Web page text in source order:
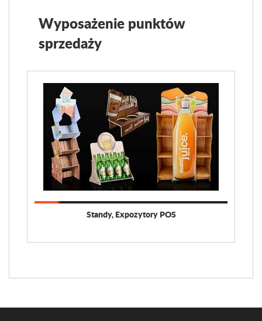
Wyposażenie punktów
sprzedaży
Standy, Expozytory POS